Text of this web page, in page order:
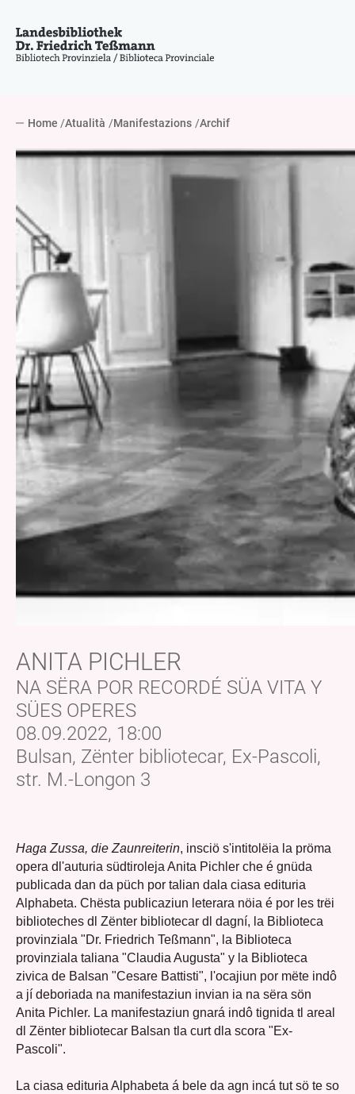
Home Atualità Manifestazions Archif
ANITA PICHLER
NA SËRA POR RECORDÉ SÜA VITA Y
SÜES OPERES
08.09.2022, 18:00
Bulsan, Zënter bibliotecar, Ex-Pascoli,
str. M.-Longon 3
Haga Zussa, die Zaunreiterin, insciö s'intitolëia la pröma
opera dl'auturia südtiroleja Anita Pichler che é gnüda
publicada dan da püch por talian dala ciasa edituria
Alphabeta. Chësta publicaziun leterara nöia é por les trëi
biblioteches dl Zënter bibliotecar dl dagní, la Biblioteca
provinziala "Dr. Friedrich Teßmann", la Biblioteca
provinziala taliana "Claudia Augusta" y la Biblioteca
zivica de Balsan "Cesare Battisti", l'ocajiun por mëte indô
a jí deboriada na manifestaziun invian ia na sëra sön
Anita Pichler. La manifestaziun gnará indô tignida tl areal
dl Zënter bibliotecar Balsan tla curt dla scora "Ex-
Pascoli".
La ciasa edituria Alphabeta á bele da agn incá tut sö te so